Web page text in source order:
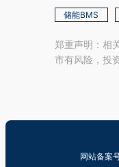
储能BMS
郑重声明：相
市有风险，投
网站备案